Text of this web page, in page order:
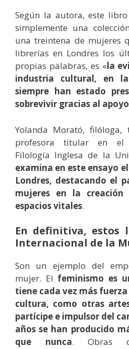
Según la autora, este
simplemente una
una treintena de mujeres
librerías en Londres los
propias palabras, es «la
industria cultural, en
siempre han estado
sobrevivir gracias al
Yolanda Morató, filóloga,
profesora titular en el
Filología Inglesa de la
examina en este ensayo
Londres, destacando el
mujeres en la creación
espacios vitales.
En definitiva, estos
Internacional de la
Son un ejemplo del
mujer. El feminismo es
tiene cada vez más
cultura, como otras
partícipe e impulsor del
años se han producido
que nunca. Obras